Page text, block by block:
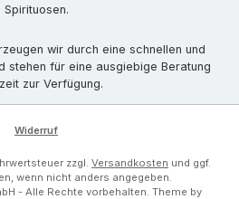
Spirituosen.
wir durch eine schnellen und
stehen für eine ausgiebige Beratung
zur Verfügung.
Widerruf
zzgl. Versandkosten und ggf.
wenn nicht anders angegeben.
- Alle Rechte vorbehalten. Theme by